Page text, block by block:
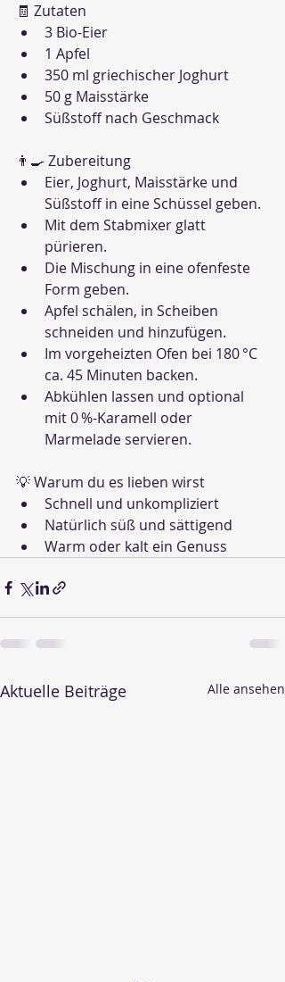
🧾 Zutaten
3 Bio-Eier
1 Apfel
350 ml griechischer Joghurt
50 g Maisstärke
Süßstoff nach Geschmack
👨‍🍳 Zubereitung
Eier, Joghurt, Maisstärke und
Süßstoff in eine Schüssel geben.
Mit dem Stabmixer glatt
pürieren.
Die Mischung in eine ofenfeste
Form geben.
Apfel schälen, in Scheiben
schneiden und hinzufügen.
Im vorgeheizten Ofen bei 180 °C
ca. 45 Minuten backen.
Abkühlen lassen und optional
mit 0 %-Karamell oder
Marmelade servieren.
💡 Warum du es lieben wirst
Schnell und unkompliziert
Natürlich süß und sättigend
Warm oder kalt ein Genuss
Aktuelle Beiträge Alle ansehen